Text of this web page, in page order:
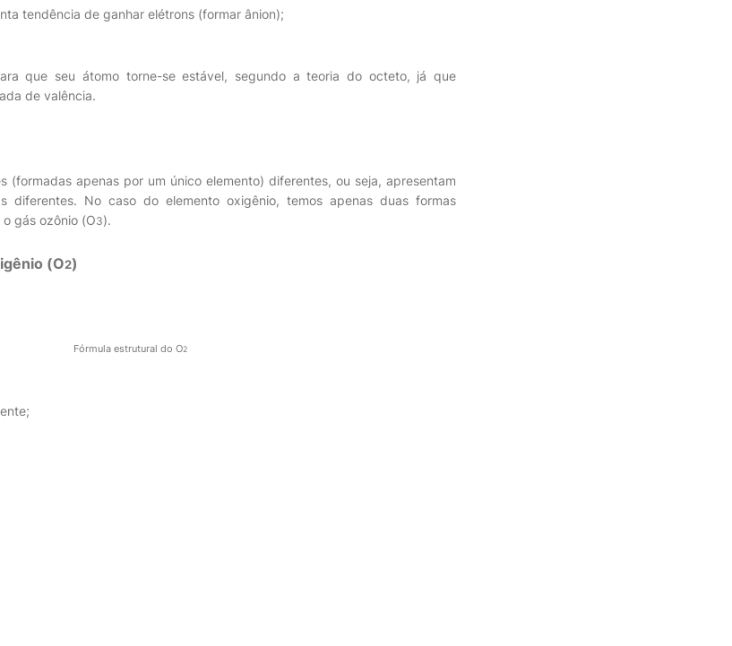
tendência de ganhar elétrons (formar ânion);
que seu átomo torne-se estável, segundo a teoria do octeto, já que
de valência.
(formadas apenas por um único elemento) diferentes, ou seja, apresentam
diferentes. No caso do elemento oxigênio, temos apenas duas formas
o gás ozônio (O3).
(O2)
Fórmula estrutural do O2